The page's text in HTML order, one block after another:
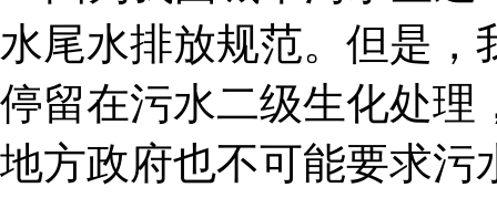
水尾水排放规范。但是，
停留在污水二级生化处理
地方政府也不可能要求污